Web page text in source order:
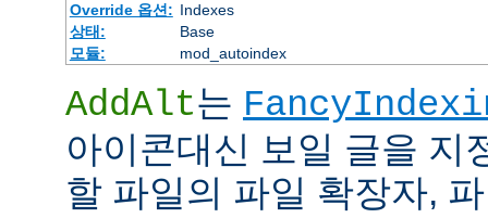
Override 옵션: Indexes
상태:
Base
모듈:
mod_autoindex
AddAlt는
아이콘대신 보일 글을 지
할 파일의 파일 확장자,